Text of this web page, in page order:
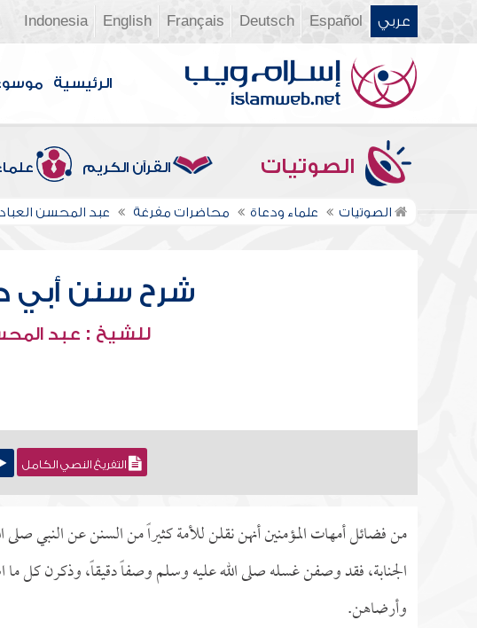
عربي Español
Deutsch
Français
English
Indonesia
الرئيسية
الصوتيات القرآن الكريم
الصوتيات علماء ودعاة محاضرات مفرغة عبد المحسن العباد
شرح سنن أبي
للشيخ : عبد
التفريغ النصي الكامل
من فضائل أمهات المؤمنين أنهن نقلن للأمة كثيراً من السنن عن النبي
الجنابة، فقد وصفن غسله صلى الله عليه وسلم وصفاً دقيقاً، وذكرن كل
وأرضاهن.